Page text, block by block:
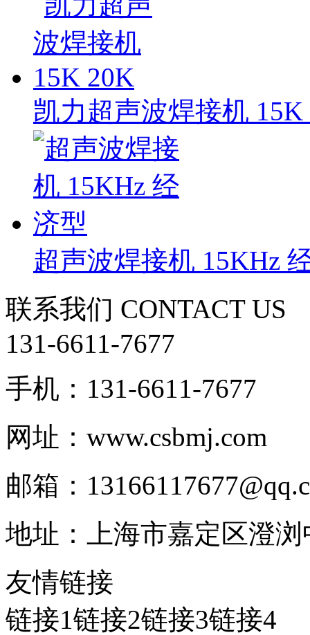
凯力超声波焊接机 15K
超声波焊接机 15KHz
联系我们 CONTACT US
131-6611-7677
手机：131-6611-7677
网址：www.csbmj.com
邮箱：
地址：上海市嘉定区澄浏
友情链接
链接1链接2链接3链接4